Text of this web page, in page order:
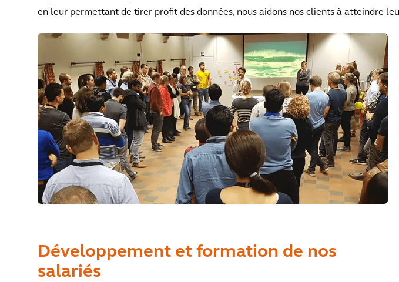
en leur permettant de tirer profit des données, nous aidons nos clients à atteindre
Développement et formation de nos
salariés